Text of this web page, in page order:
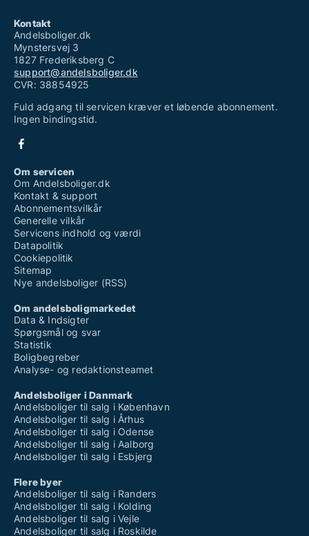
Kontakt
Andelsboliger.dk
Mynstersvej 3
1827 Frederiksberg C
support@andelsboliger.dk
CVR: 38854925
Fuld adgang til servicen kræver et løbende abonnement.
Ingen bindingstid.
Om servicen
Om Andelsboliger.dk
Kontakt & support
Abonnementsvilkår
Generelle vilkår
Servicens indhold og værdi
Datapolitik
Cookiepolitik
Sitemap
Nye andelsboliger (RSS)
Om andelsboligmarkedet
Data & Indsigter
Spørgsmål og svar
Statistik
Boligbegreber
Analyse- og redaktionsteamet
Andelsboliger i Danmark
Andelsboliger til salg i København
Andelsboliger til salg i Århus
Andelsboliger til salg i Odense
Andelsboliger til salg i Aalborg
Andelsboliger til salg i Esbjerg
Flere byer
Andelsboliger til salg i Randers
Andelsboliger til salg i Kolding
Andelsboliger til salg i Vejle
Andelsboliger til salg i Roskilde